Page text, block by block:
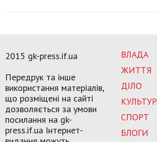
ВЛАДА
ЖИТТЯ
ДІЛО
СПОРТ
БЛОГИ
2015 gk-press.if.ua
Передрук та інше
використання матеріалів,
що розміщені на сайті
дозволяється за умови
посилання на gk-
press.if.ua Інтернет-